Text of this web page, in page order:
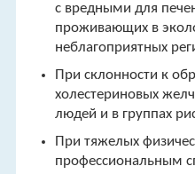
с вредными для
проживающих в
неблагоприятных
При склонности к
холестериновых
людей и в группах
При тяжелых
профессиональным